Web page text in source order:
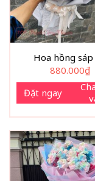
Hoa hồng
880.000₫
Đặt ngay